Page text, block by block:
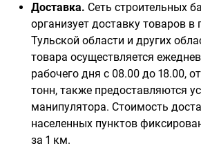
Доставка. Сеть строительных
организует доставку товаров в
Тульской области и других
товара осуществляется
рабочего дня с 08.00 до 18.00,
тонн, также предоставляются
манипулятора. Стоимость
населенных пунктов
за 1 км.